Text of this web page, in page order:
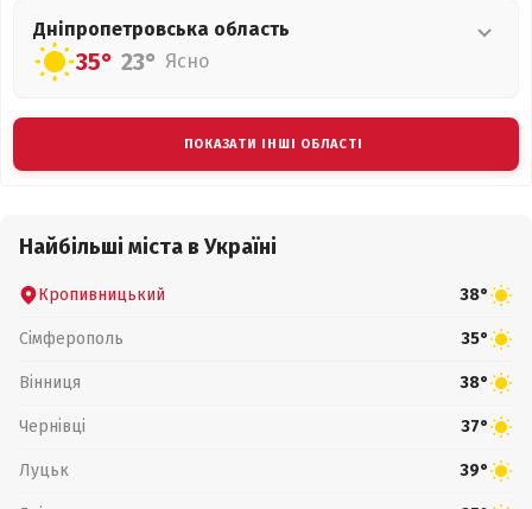
Дніпропетровська область
35° 23° Ясно
ПОКАЗАТИ ІНШІ ОБЛАСТІ
Найбільші міста в Україні
Кропивницький 38°
Сімферополь 35°
Вінниця 38°
Чернівці 37°
Луцьк 39°